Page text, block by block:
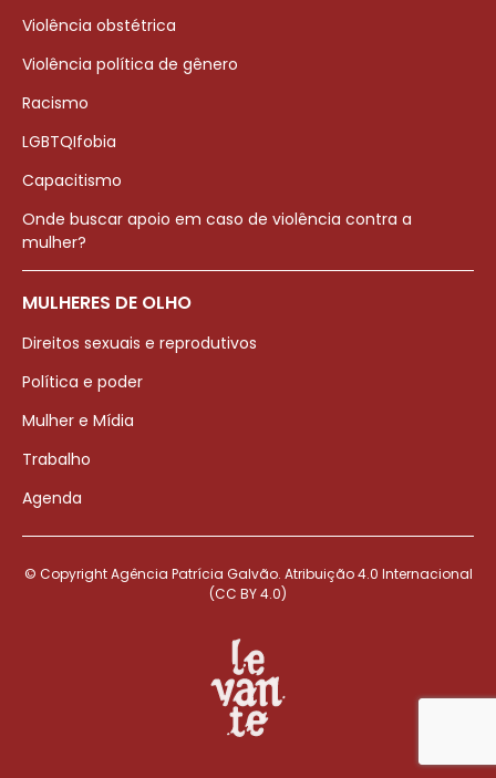
Violência obstétrica
Violência política de gênero
Racismo
LGBTQIfobia
Capacitismo
Onde buscar apoio em caso de violência contra a
mulher?
MULHERES DE OLHO
Direitos sexuais e reprodutivos
Política e poder
Mulher e Mídia
Trabalho
Agenda
© Copyright Agência Patrícia Galvão. Atribuição 4.0 Internacional
(CC BY 4.0)